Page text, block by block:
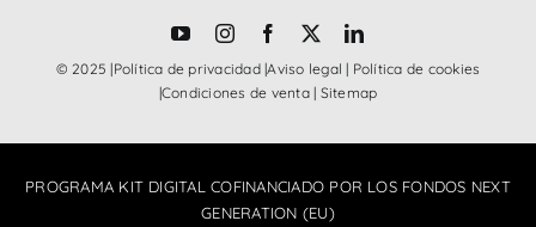
© 2025 |Política de privacidad|Aviso legal | Política de cookies
|Condiciones de venta| Sitemap
PROGRAMA KIT DIGITAL COFINANCIADO POR LOS FONDOS NEXT
GENERATION (EU)